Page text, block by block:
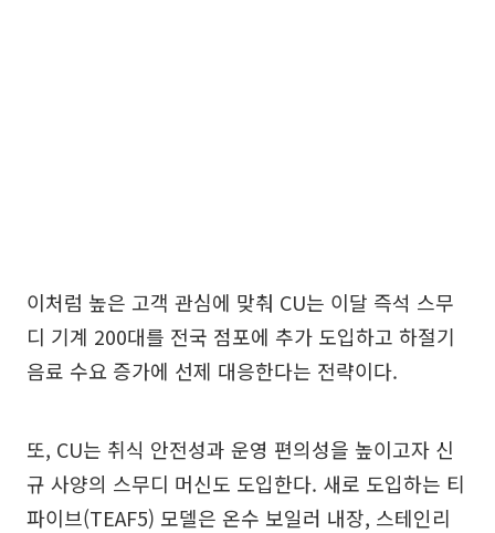
이처럼 높은 고객 관심에 맞춰 CU는 이달 즉석 스무
디 기계 200대를 전국 점포에 추가 도입하고 하절기
음료 수요 증가에 선제 대응한다는 전략이다.
또, CU는 취식 안전성과 운영 편의성을 높이고자 신
규 사양의 스무디 머신도 도입한다. 새로 도입하는 티
파이브(TEAF5) 모델은 온수 보일러 내장, 스테인리